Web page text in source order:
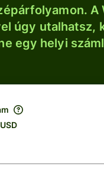
A
úgy utalhatsz,
egy helyi